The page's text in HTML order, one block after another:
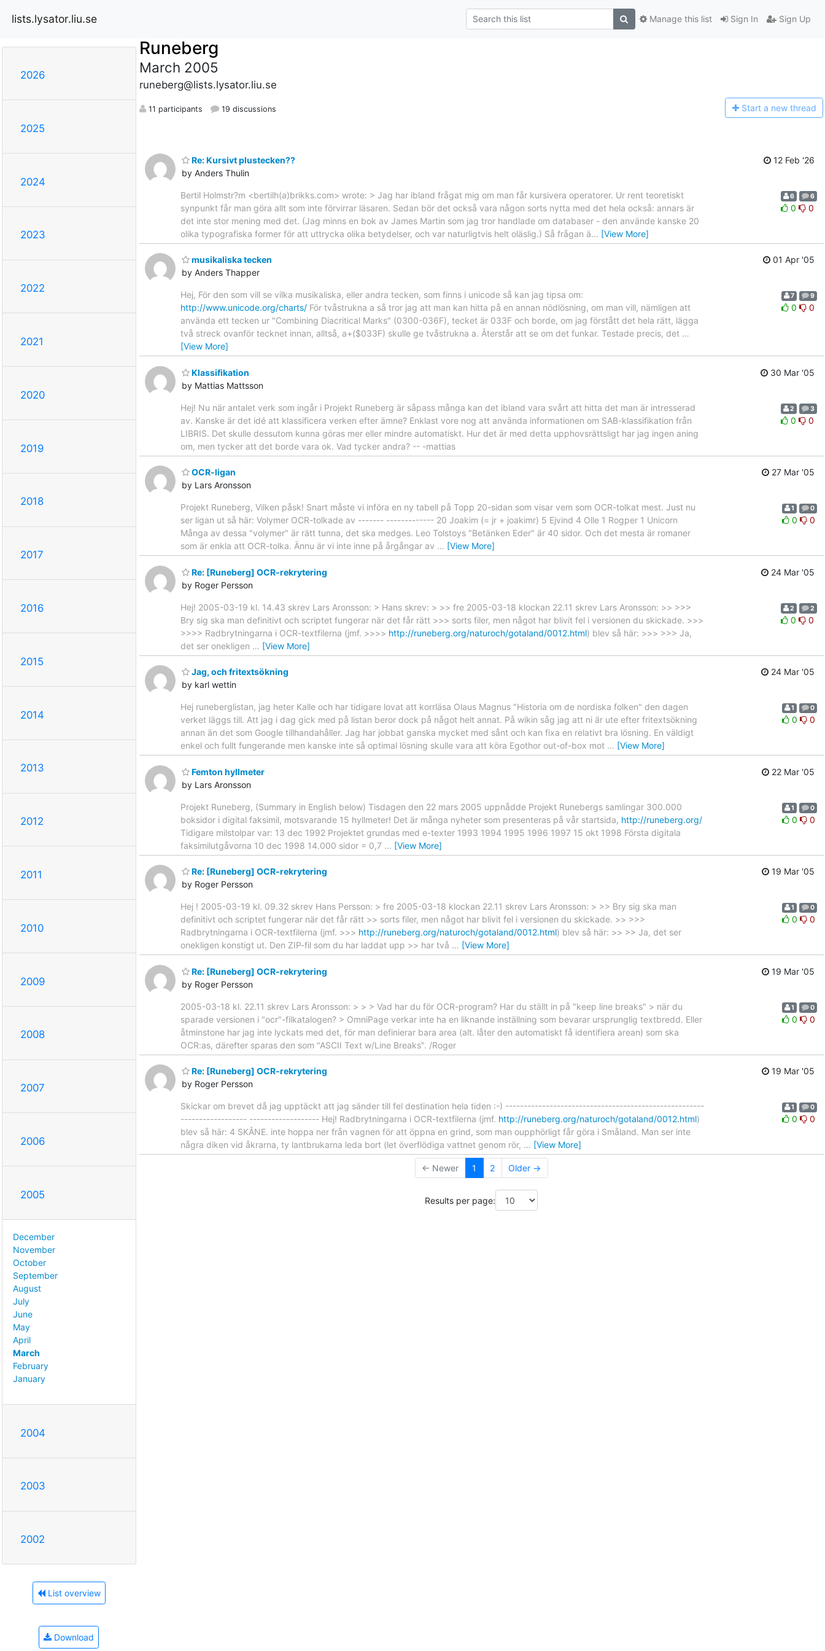
lists.lysator.liu.se Sign In Sign Up
Manage this list
2026
2025
2024
2023
2022
2021
2020
2019
2018
2017
2016
2015
2014
2013
2012
2011
2010
2009
2008
2007
2006
2005
December
November
October
September
August
July
June
May
April
March
February
January
2004
2003
2002
List overview
Download
Runeberg
March 2005
runeberg@lists.lysator.liu.se
11 participants 19 discussions Start a new thread
Re: Kursivt plustecken??
by Anders Thulin
12 Feb '26
Bertil Holmstr?m <bertilh(a)brikks.com> wrote: > Jag har ibland frågat mig om man får kursivera operatorer. Ur rent teoretiskt
synpunkt får man göra allt som inte förvirrar läsaren. Sedan bör det också vara någon sorts nytta med det hela också: annars är
det inte stor mening med det. (Jag minns en bok av James Martin som jag tror handlade om databaser - den använde kanske 20
olika typografiska former för att uttrycka olika betydelser, och var naturligtvis helt oläslig.) Så frågan ä… [View More]
6 6
0 0
musikaliska tecken
by Anders Thapper
01 Apr '05
Hej, För den som vill se vilka musikaliska, eller andra tecken, som finns i unicode så kan jag tipsa om:
http://www.unicode.org/charts/ För tvåstrukna a så tror jag att man kan hitta på en annan nödlösning, om man vill, nämligen att
använda ett tecken ur "Combining Diacritical Marks" (0300-036F), tecket är 033F och borde, om jag förstått det hela rätt, lägga
två streck ovanför tecknet innan, alltså, a+($033F) skulle ge tvåstrukna a. Återstår att se om det funkar. Testade precis, det …
[View More]
7 9
0 0
Klassifikation
by Mattias Mattsson
30 Mar '05
Hej! Nu när antalet verk som ingår i Projekt Runeberg är såpass många kan det ibland vara svårt att hitta det man är intresserad
av. Kanske är det idé att klassificera verken efter ämne? Enklast vore nog att använda informationen om SAB-klassifikation från
LIBRIS. Det skulle dessutom kunna göras mer eller mindre automatiskt. Hur det är med detta upphovsrättsligt har jag ingen aning
om, men tycker att det borde vara ok. Vad tycker andra? -- -mattias
2 3
0 0
OCR-ligan
by Lars Aronsson
27 Mar '05
Projekt Runeberg, Vilken påsk! Snart måste vi införa en ny tabell på Topp 20-sidan som visar vem som OCR-tolkat mest. Just nu
ser ligan ut så här: Volymer OCR-tolkade av ------- ------------- 20 Joakim (= jr + joakimr) 5 Ejvind 4 Olle 1 Rogper 1 Unicorn
Många av dessa "volymer" är rätt tunna, det ska medges. Leo Tolstoys "Betänken Eder" är 40 sidor. Och det mesta är romaner
som är enkla att OCR-tolka. Ännu är vi inte inne på årgångar av … [View More]
1 0
0 0
Re: [Runeberg] OCR-rekrytering
by Roger Persson
24 Mar '05
Hej! 2005-03-19 kl. 14.43 skrev Lars Aronsson: > Hans skrev: > >> fre 2005-03-18 klockan 22.11 skrev Lars Aronsson: >> >>>
Bry sig ska man definitivt och scriptet fungerar när det får rätt >>> sorts filer, men något har blivit fel i versionen du skickade. >>>
>>>> Radbrytningarna i OCR-textfilerna (jmf. >>>> http://runeberg.org/naturoch/gotaland/0012.html) blev så här: >>> >>> Ja,
det ser onekligen … [View More]
2 2
0 0
Jag, och fritextsökning
by karl wettin
24 Mar '05
Hej runeberglistan, jag heter Kalle och har tidigare lovat att korrläsa Olaus Magnus "Historia om de nordiska folken" den dagen
verket läggs till. Att jag i dag gick med på listan beror dock på något helt annat. På wikin såg jag att ni är ute efter fritextsökning
annan än det som Google tillhandahåller. Jag har jobbat ganska mycket med sånt och kan fixa en relativt bra lösning. En väldigt
enkel och fullt fungerande men kanske inte så optimal lösning skulle vara att köra Egothor out-of-box mot … [View More]
1 0
0 0
Femton hyllmeter
by Lars Aronsson
22 Mar '05
Projekt Runeberg, (Summary in English below) Tisdagen den 22 mars 2005 uppnådde Projekt Runebergs samlingar 300.000
boksidor i digital faksimil, motsvarande 15 hyllmeter! Det är många nyheter som presenteras på vår startsida, http://runeberg.org/
Tidigare milstolpar var: 13 dec 1992 Projektet grundas med e-texter 1993 1994 1995 1996 1997 15 okt 1998 Första digitala
faksimilutgåvorna 10 dec 1998 14.000 sidor = 0,7 … [View More]
1 0
0 0
Re: [Runeberg] OCR-rekrytering
by Roger Persson
19 Mar '05
Hej ! 2005-03-19 kl. 09.32 skrev Hans Persson: > fre 2005-03-18 klockan 22.11 skrev Lars Aronsson: > >> Bry sig ska man
definitivt och scriptet fungerar när det får rätt >> sorts filer, men något har blivit fel i versionen du skickade. >> >>>
Radbrytningarna i OCR-textfilerna (jmf. >>> http://runeberg.org/naturoch/gotaland/0012.html) blev så här: >> >> Ja, det ser
onekligen konstigt ut. Den ZIP-fil som du har laddat upp >> har två … [View More]
1 0
0 0
Re: [Runeberg] OCR-rekrytering
by Roger Persson
19 Mar '05
2005-03-18 kl. 22.11 skrev Lars Aronsson: > > > Vad har du för OCR-program? Har du ställt in på "keep line breaks" > när du
sparade versionen i "ocr"-filkatalogen? > OmniPage verkar inte ha en liknande inställning som bevarar ursprunglig textbredd. Eller
åtminstone har jag inte lyckats med det, för man definierar bara area (alt. låter den automatiskt få identifiera arean) som ska
OCR:as, därefter sparas den som "ASCII Text w/Line Breaks". /Roger
1 0
0 0
Re: [Runeberg] OCR-rekrytering
by Roger Persson
19 Mar '05
Skickar om brevet då jag upptäckt att jag sänder till fel destination hela tiden :-) ------------------------------------------------------
------------------ ------------------- Hej! Radbrytningarna i OCR-textfilerna (jmf. http://runeberg.org/naturoch/gotaland/0012.html)
blev så här: 4 SKÅNE. inte hoppa ner från vagnen för att öppna en grind, som man oupphörligt får göra i Småland. Man ser inte
några diken vid åkrarna, ty lantbrukarna leda bort (let överflödiga vattnet genom rör, … [View More]
1 0
0 0
← Newer 1 2 Older →
Results per page: